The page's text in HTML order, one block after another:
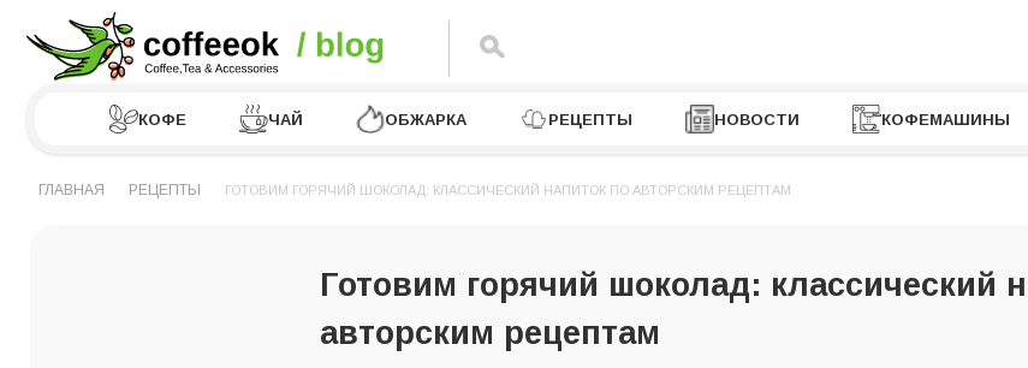
КОФЕ ЧАЙ ОБЖАРКА РЕЦЕПТЫ НОВОСТИ КОФЕМАШИНЫ
ГЛАВНАЯ РЕЦЕПТЫ ГОТОВИМ ГОРЯЧИЙ ШОКОЛАД: КЛАССИЧЕСКИЙ НАПИТОК ПО АВТОРСКИМ РЕЦЕПТАМ
Готовим горячий шоколад: классический
авторским рецептам